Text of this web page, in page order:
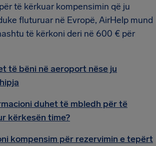
të kërkuar kompensimin që ju
fluturuar në Evropë, AirHelp mund
të kërkoni deri në 600 € për
të bëni në aeroport nëse ju
duhet të mbledh për të
kërkesën time?
kompensim për rezervimin e tepërt